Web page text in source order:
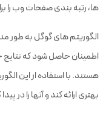
ها، رتبه بندی صفحات وب را
الگوریتم های گوگل به طور
اطمینان حاصل شود که نتایج
هستند. با استفاده از این
بهتری ارائه کند و آنها را در